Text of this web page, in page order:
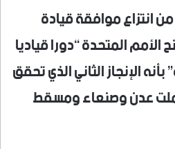
موافقة قيادة
الأمم المتحدة “دورا قياديا
الإنجاز الثاني الذي تحقق
عدن وصنعاء ومسقط